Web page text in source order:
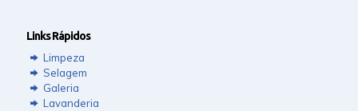
Links Rápidos
Limpeza
Selagem
Galeria
Lavanderia